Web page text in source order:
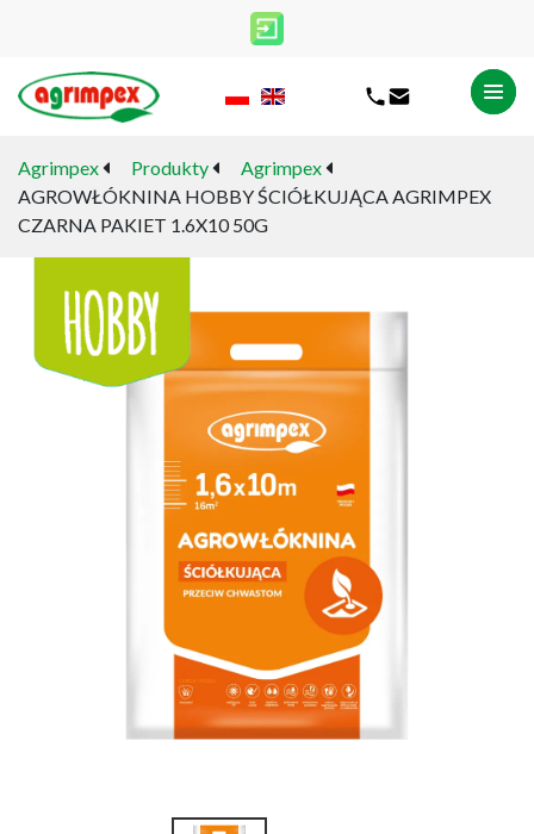
Agrimpex Produkty
Agrimpex
AGROWŁÓKNINA HOBBY ŚCIÓŁKUJĄCA AGRIMPEX
CZARNA PAKIET 1.6X10 50G